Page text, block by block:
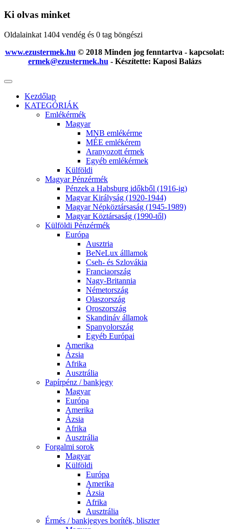
Ki olvas minket
Oldalainkat 1404 vendég és 0 tag böngészi
www.ezustermek.hu © 2018 Minden jog fenntartva - kapcsolat:
ermek@ezustermek.hu - Készítette: Kaposi Balázs
Kezdőlap
KATEGÓRIÁK
Emlékérmék
Magyar
MNB emlékérme
MÉE emlékérem
Aranyozott érmek
Egyéb emlékérmek
Külföldi
Magyar Pénzérmék
Pénzek a Habsburg időkből (1916-ig)
Magyar Királyság (1920-1944)
Magyar Népköztársaság (1945-1989)
Magyar Köztársaság (1990-től)
Külföldi Pénzérmék
Európa
Ausztria
BeNeLux álllamok
Cseh- és Szlovákia
Franciaország
Nagy-Britannia
Németország
Olaszország
Oroszország
Skandináv államok
Spanyolország
Egyéb Európai
Amerika
Ázsia
Afrika
Ausztrália
Papírpénz / bankjegy
Magyar
Európa
Amerika
Ázsia
Afrika
Ausztrália
Forgalmi sorok
Magyar
Külföldi
Európa
Amerika
Ázsia
Afrika
Ausztrália
Érmés / bankjegyes boríték, bliszter